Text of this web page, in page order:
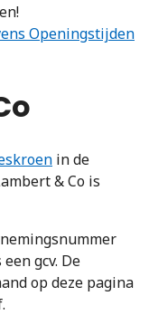
Openingstijden
in de
& Co is
gcv. De
op deze pagina